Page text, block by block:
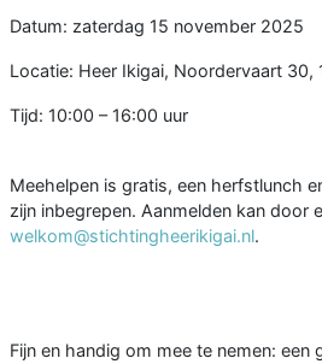
Datum: zaterdag 15 november 2025
Locatie: Heer Ikigai, Noordervaart 30,
Tijd: 10:00 – 16:00 uur
Meehelpen is gratis, een herfstlunch
zijn inbegrepen. Aanmelden kan door
welkom@stichtingheerikigai.nl.
Fijn en handig om mee te nemen: een